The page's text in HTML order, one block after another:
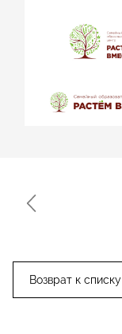
Возврат к списку